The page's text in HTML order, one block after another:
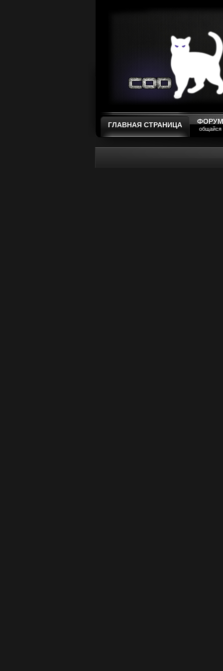
ГЛАВНАЯ СТРАНИЦА ФОРУМ
общайся